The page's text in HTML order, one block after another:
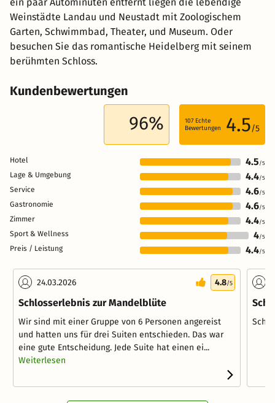
Weinstädte Landau und Neustadt mit Zoologischem
Garten, Schwimmbad, Theater, und Museum. Oder
besuchen Sie das romantische Heidelberg mit seinem
berühmten Schloss.
Kundenbewertungen
96% 107 Echte
Bewertungen
4.5/5
Hotel 4.5 /5
Lage & Umgebung 4.4/5
Service 4.6/5
Gastronomie 4.6/5
Zimmer 4.4/5
Sport & Wellness 4/5
Preis / Leistung 4.4/5
24.03.2026 4.8/5
Schlosserlebnis zur Mandelblüte
Wir sind mit einer Gruppe von 6 Personen angereist
und hatten uns für drei Suiten entschieden. Das war
eine gute Entscheidung. Jede Suite hat einen ei...
Weiterlesen